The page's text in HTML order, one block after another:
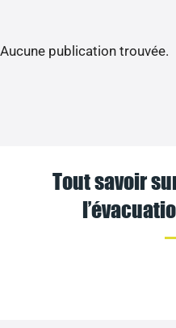
Aucune publication trouvée.
Tout savoir